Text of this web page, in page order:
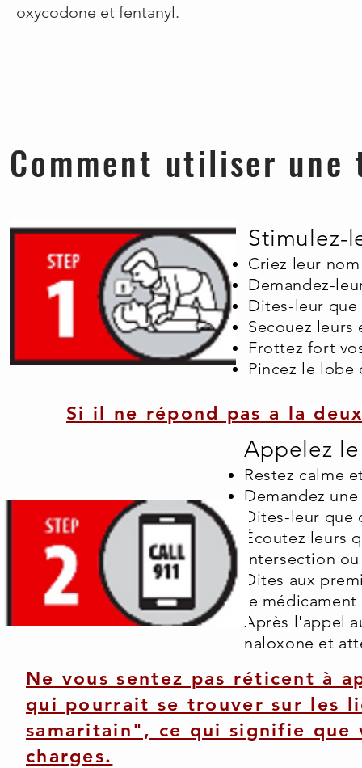
oxycodone et fentanyl.
Comment utiliser une
Stimulez-
Criez leur nom
Demandez-
Dites-leur
Secouez leurs
Frottez fort
Pincez le
Si il ne répond pas a la
Appelez
Restez calme
Demandez
Dites-leur
Écoutez leurs
intersection
Dites aux
le
Après l'appel
naloxone et
Ne vous sentez pas réticent à
qui pourrait se trouver sur les
samaritain", ce qui signifie que
charges.